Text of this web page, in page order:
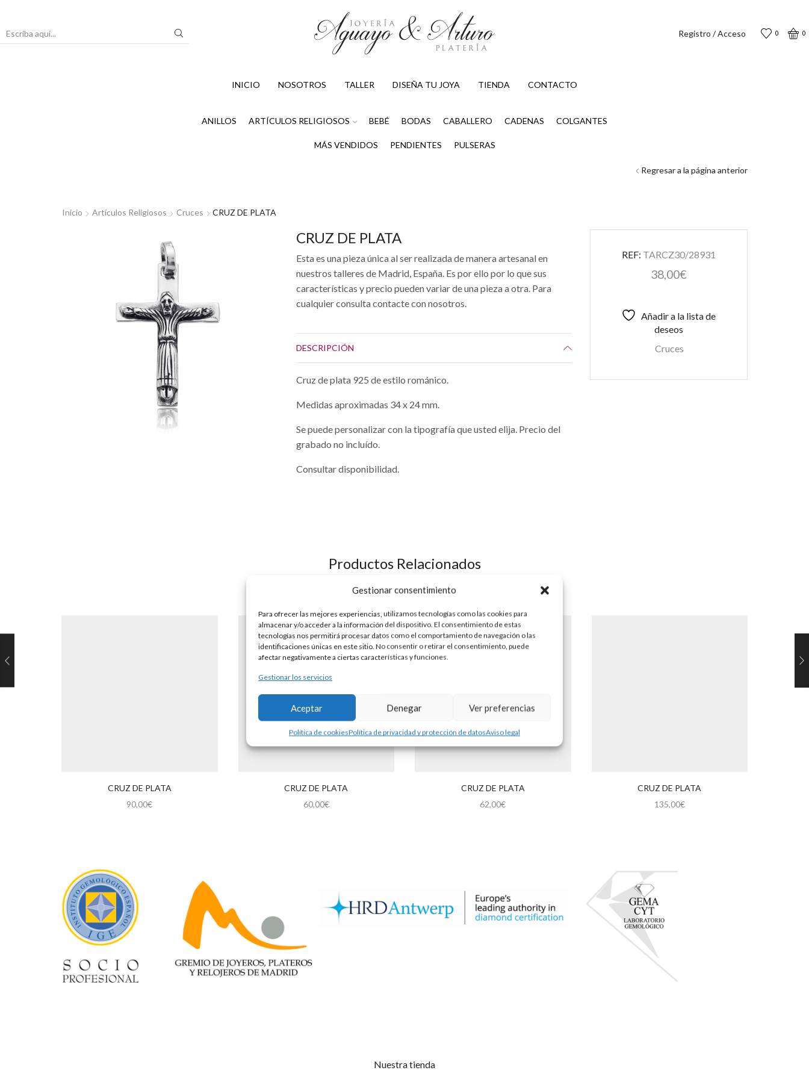
Gestionar consentimiento
Para ofrecer las mejores experiencias, utilizamos tecnologías como las cookies para
almacenar y/o acceder a la información del dispositivo. El consentimiento de estas
tecnologías nos permitirá procesar datos como el comportamiento de navegación o las
identificaciones únicas en este sitio. No consentir o retirar el consentimiento, puede
afectar negativamente a ciertas características y funciones.
Gestionar los servicios
Aceptar Denegar Ver preferencias
Política de cookiesPolítica de privacidad y protección de datosAviso legal
Registro / Acceso 0 0
INICIO NOSOTROS TALLER DISEÑA TU JOYA TIENDA CONTACTO
ANILLOS ARTÍCULOS RELIGIOSOS BEBÉ BODAS CABALLERO CADENAS COLGANTES
MÁS VENDIDOS PENDIENTES PULSERAS
Inicio Artículos Religiosos Cruces CRUZ DE PLATA
Regresar a la página anterior
REF: TARCZ30/28931
38,00€
Añadir a la lista de
deseos
Cruces
CRUZ DE PLATA
Esta es una pieza única al ser realizada de manera artesanal en
nuestros talleres de Madrid, España. Es por ello por lo que sus
características y precio pueden variar de una pieza a otra. Para
cualquier consulta contacte con nosotros.
DESCRIPCIÓN
Cruz de plata 925 de estilo románico.
Medidas aproximadas 34 x 24 mm.
Se puede personalizar con la tipografía que usted elija. Precio del
grabado no incluído.
Consultar disponibilidad.
Productos Relacionados
CRUZ DE PLATA
90,00€
CRUZ DE PLATA
60,00€
CRUZ DE PLATA
62,00€
CRUZ DE PLATA
135,00€
Nuestra tienda